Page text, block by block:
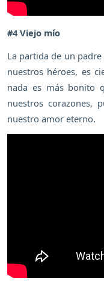
#4 Viejo mío
La partida de un
nuestros héroes, es
nada es más bonito
nuestros corazones,
nuestro amor eterno.